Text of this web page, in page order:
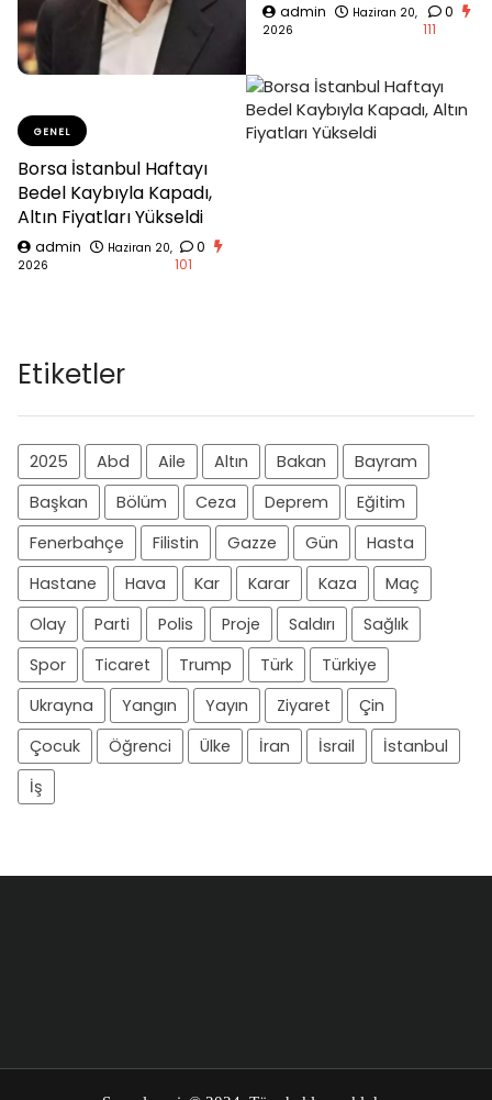
admin
Haziran 20,
2026
0
111
GENEL
Borsa İstanbul Haftayı
Bedel Kaybıyla Kapadı,
Altın Fiyatları Yükseldi
admin
Haziran 20,
2026
0
101
Etiketler
2025 Abd Aile Altın Bakan
Bayram
Başkan
Bölüm Ceza Deprem
Eğitim
Fenerbahçe
Filistin Gazze Gün
Hasta
Hastane
Hava Kar Karar Kaza
Maç
Olay
Parti Polis Proje Saldırı
Sağlık
Spor
Ticaret Trump Türk
Türkiye
Ukrayna
Yangın Yayın Ziyaret
Çin
Çocuk
Öğrenci Ülke İran İsrail
İstanbul
İş